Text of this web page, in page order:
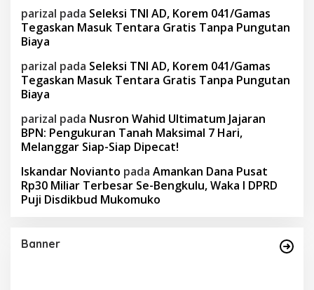
parizal pada Seleksi TNI AD, Korem 041/Gamas
Tegaskan Masuk Tentara Gratis Tanpa Pungutan
Biaya
parizal pada Seleksi TNI AD, Korem 041/Gamas
Tegaskan Masuk Tentara Gratis Tanpa Pungutan
Biaya
parizal pada Nusron Wahid Ultimatum Jajaran
BPN: Pengukuran Tanah Maksimal 7 Hari,
Melanggar Siap-Siap Dipecat!
Iskandar Novianto pada Amankan Dana Pusat
Rp30 Miliar Terbesar Se-Bengkulu, Waka I DPRD
Puji Disdikbud Mukomuko
Banner